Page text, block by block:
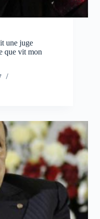
une juge
que vit mon